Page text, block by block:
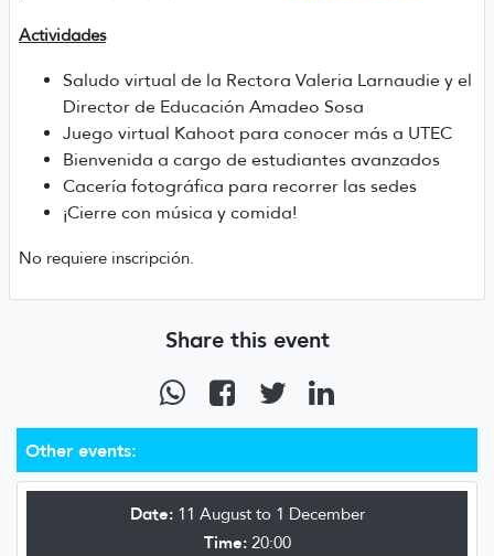
Other events:
Date:11 August to 1 December
Time:20:00
Actividades
Saludo virtual de la Rectora Valeria Larnaudie y el
Director de Educación Amadeo Sosa
Juego virtual Kahoot para conocer más a UTEC
Bienvenida a cargo de estudiantes avanzados
Cacería fotográfica para recorrer las sedes
¡Cierre con música y comida!
No requiere inscripción.
Share this event